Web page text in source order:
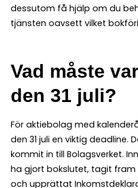
dessutom få hjälp om du
tjänsten oavsett vilket
Vad måste
den 31 juli?
För aktiebolag med
den 31 juli en viktig deadline.
kommit in till Bolagsverket.
ha gjort bokslutet, tagit
och upprättat